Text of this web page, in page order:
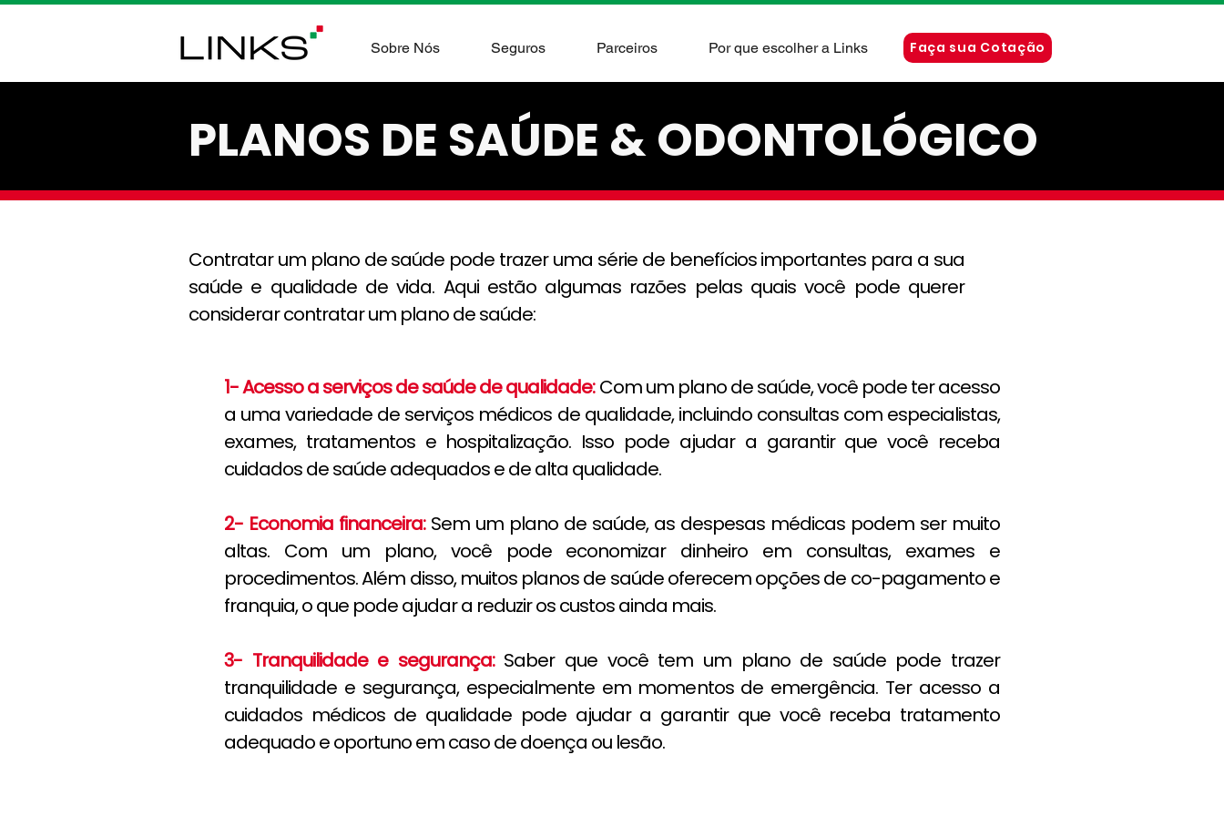
Sobre Nós Seguros Parceiros Por que escolher a Links Faça sua Cotação
PLANOS DE SAÚDE & ODONTOLÓGICO
Contratar um plano de saúde pode trazer uma série de benefícios importantes para a sua
saúde e qualidade de vida. Aqui estão algumas razões pelas quais você pode querer
considerar contratar um plano de saúde:
1- Acesso a serviços de saúde de qualidade:Com um plano de saúde, você pode ter acesso
a uma variedade de serviços médicos de qualidade, incluindo consultas com especialistas,
exames, tratamentos e hospitalização. Isso pode ajudar a garantir que você receba
cuidados de saúde adequados e de alta qualidade.
2- Economia financeira: Sem um plano de saúde, as despesas médicas podem ser muito
altas. Com um plano, você pode economizar dinheiro em consultas, exames e
procedimentos. Além disso, muitos planos de saúde oferecem opções de co-pagamento e
franquia, o que pode ajudar a reduzir os custos ainda mais.
3- Tranquilidade e segurança: Saber que você tem um plano de saúde pode trazer
tranquilidade e segurança, especialmente em momentos de emergência. Ter acesso a
cuidados médicos de qualidade pode ajudar a garantir que você receba tratamento
adequado e oportuno em caso de doença ou lesão.